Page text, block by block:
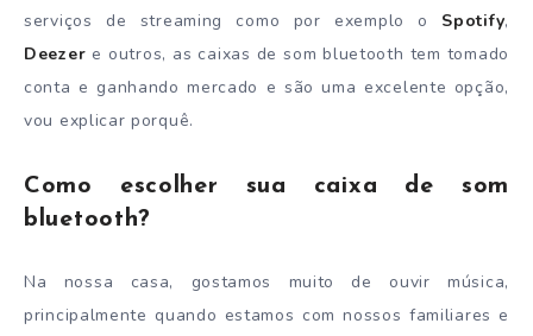
serviços de streaming como por exemplo o Spotify,
Deezer e outros, as caixas de som bluetooth tem tomado
conta e ganhando mercado e são uma excelente opção,
vou explicar porquê.
Como escolher sua caixa de som
bluetooth?
Na nossa casa, gostamos muito de ouvir música,
principalmente quando estamos com nossos familiares e